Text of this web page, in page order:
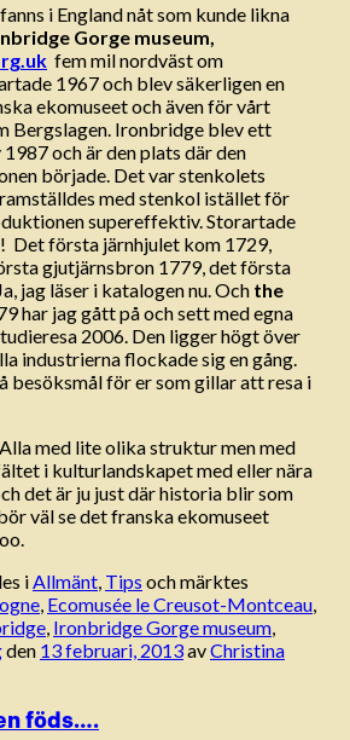
i England nåt som kunde likna
Gorge museum,
fem mil nordväst om
1967 och blev säkerligen en
ekomuseet och även för vårt
Bergslagen. Ironbridge blev ett
och är den plats där den
började. Det var stenkolets
med stenkol istället för
supereffektiv. Storartade
Det första järnhjulet kom 1729,
gjutjärnsbron 1779, det första
jag läser i katalogen nu. Och the
har jag gått på och sett med egna
2006. Den ligger högt över
industrierna flockade sig en gång.
besöksmål för er som gillar att resa i
med lite olika struktur men med
i kulturlandskapet med eller nära
det är ju just där historia blir som
väl se det franska ekomuseet
i Allmänt Tips och märktes
Ecomusée le Creusot-Montceau
Ironbridge Gorge museum
den 13 februari, 2013avChristina
föds….